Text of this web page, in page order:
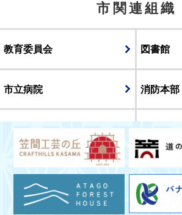
市関連組織
教育委員会 図書館
市立病院 消防本部
議会
表示 スマートフォン版
© CITY OF